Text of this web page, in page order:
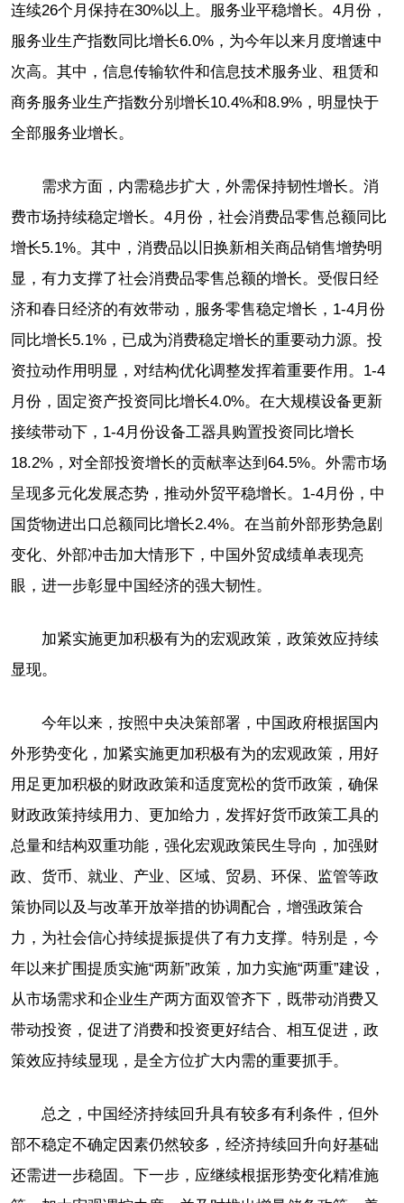
连续26个月保持在30%以上。服务业平稳增长。4月份，
服务业生产指数同比增长6.0%，为今年以来月度增速中
次高。其中，信息传输软件和信息技术服务业、租赁和
商务服务业生产指数分别增长10.4%和8.9%，明显快于
全部服务业增长。
需求方面，内需稳步扩大，外需保持韧性增长。消
费市场持续稳定增长。4月份，社会消费品零售总额同比
增长5.1%。其中，消费品以旧换新相关商品销售增势明
显，有力支撑了社会消费品零售总额的增长。受假日经
济和春日经济的有效带动，服务零售稳定增长，1-4月份
同比增长5.1%，已成为消费稳定增长的重要动力源。投
资拉动作用明显，对结构优化调整发挥着重要作用。1-4
月份，固定资产投资同比增长4.0%。在大规模设备更新
接续带动下，1-4月份设备工器具购置投资同比增长
18.2%，对全部投资增长的贡献率达到64.5%。外需市场
呈现多元化发展态势，推动外贸平稳增长。1-4月份，中
国货物进出口总额同比增长2.4%。在当前外部形势急剧
变化、外部冲击加大情形下，中国外贸成绩单表现亮
眼，进一步彰显中国经济的强大韧性。
加紧实施更加积极有为的宏观政策，政策效应持续
显现。
今年以来，按照中央决策部署，中国政府根据国内
外形势变化，加紧实施更加积极有为的宏观政策，用好
用足更加积极的财政政策和适度宽松的货币政策，确保
财政政策持续用力、更加给力，发挥好货币政策工具的
总量和结构双重功能，强化宏观政策民生导向，加强财
政、货币、就业、产业、区域、贸易、环保、监管等政
策协同以及与改革开放举措的协调配合，增强政策合
力，为社会信心持续提振提供了有力支撑。特别是，今
年以来扩围提质实施“两新”政策，加力实施“两重”建设，
从市场需求和企业生产两方面双管齐下，既带动消费又
带动投资，促进了消费和投资更好结合、相互促进，政
策效应持续显现，是全方位扩大内需的重要抓手。
总之，中国经济持续回升具有较多有利条件，但外
部不稳定不确定因素仍然较多，经济持续回升向好基础
还需进一步稳固。下一步，应继续根据形势变化精准施